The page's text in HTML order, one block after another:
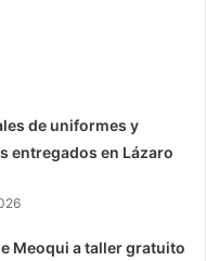
de uniformes y
entregados en Lázaro
Meoqui a taller gratuito